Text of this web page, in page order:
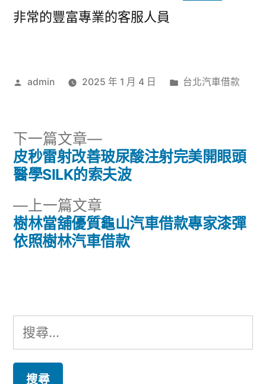
非常的豐富專業的客服人員
作
admin 2025 年 1 月 4 日
分
台北汽車借款
文
導
覽
上一篇文章
一
篇
樹林當舖優質龜山汽車借款專家漆彈
依照樹林汽車借款
下一篇文章
下
一
篇
皮秒雷射改善玻尿酸注射完美開眼頭
醫學SILK的索夫波
搜
尋